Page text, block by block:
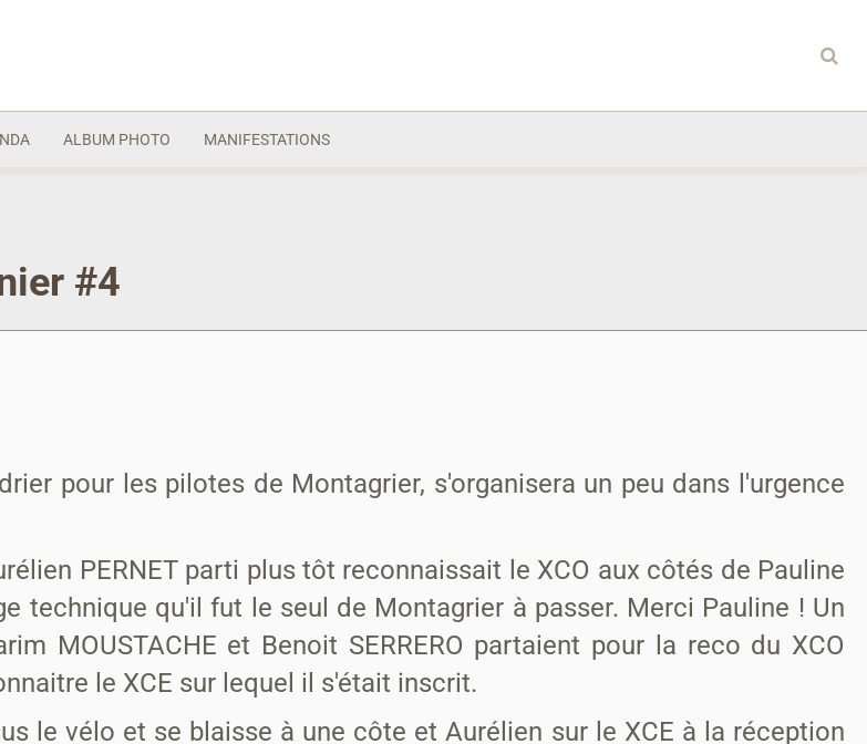
ALBUM PHOTO MANIFESTATIONS
#4
pour les pilotes de Montagrier, s'organisera un peu dans l'urgence
PERNET parti plus tôt reconnaissait le XCO aux côtés de Pauline
technique qu'il fut le seul de Montagrier à passer. Merci Pauline ! Un
MOUSTACHE et Benoit SERRERO partaient pour la reco du XCO
le XCE sur lequel il s'était inscrit.
le vélo et se blaisse à une côte et Aurélien sur le XCE à la réception